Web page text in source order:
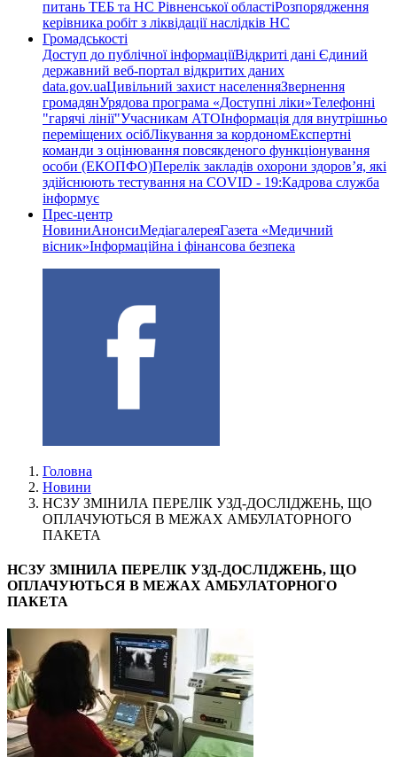
питань ТЕБ та НС Рівненської областіРозпорядження
керівника робіт з ліквідації наслідків НС
Громадськості
Доступ до публічної інформаціїВідкриті дані Єдиний
державний веб-портал відкритих даних
data.gov.uaЦивільний захист населенняЗвернення
громадянУрядова програма «Доступні ліки»Телефонні
"гарячі лінії"Учасникам АТОІнформація для внутрішньо
переміщених осібЛікування за кордономЕкспертні
команди з оцінювання повсякденого функціонування
особи (ЕКОПФО)Перелік закладів охорони здоров’я, які
здійснюють тестування на COVID - 19:Кадрова служба
інформує
Прес-центр
НовиниАнонсиМедіагалереяГазета «Медичний
вісник»Інформаційна і фінансова безпека
Головна
Новини
НСЗУ ЗМІНИЛА ПЕРЕЛІК УЗД-ДОСЛІДЖЕНЬ, ЩО
ОПЛАЧУЮТЬСЯ В МЕЖАХ АМБУЛАТОРНОГО
ПАКЕТА
НСЗУ ЗМІНИЛА ПЕРЕЛІК УЗД-ДОСЛІДЖЕНЬ, ЩО
ОПЛАЧУЮТЬСЯ В МЕЖАХ АМБУЛАТОРНОГО
ПАКЕТА